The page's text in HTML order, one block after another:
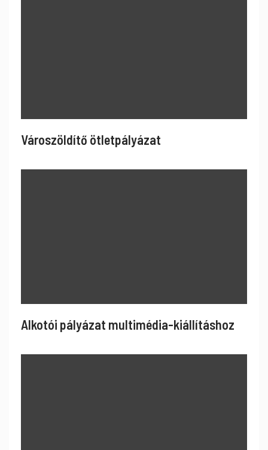
Városzöldítő ötletpályázat
Alkotói pályázat multimédia-kiállításhoz